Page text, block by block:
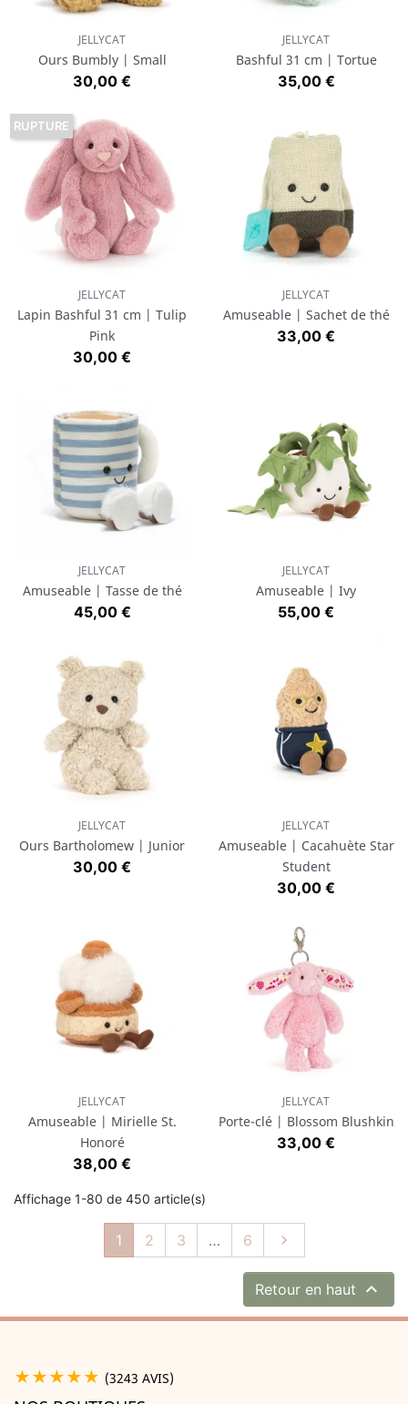
JELLYCAT
Ours Bumbly | Small
Prix
30,00 €
JELLYCAT
Bashful 31 cm | Tortue
Prix
35,00 €
JELLYCAT
Lapin Bashful 31 cm | Tulip
Pink
Prix
30,00 €
RUPTURE
JELLYCAT
Amuseable | Sachet de thé
Prix
33,00 €
JELLYCAT
Amuseable | Tasse de thé
Prix
45,00 €
JELLYCAT
Amuseable | Ivy
Prix
55,00 €
JELLYCAT
Ours Bartholomew | Junior
Prix
30,00 €
JELLYCAT
Amuseable | Cacahuète Star
Student
Prix
30,00 €
JELLYCAT
Amuseable | Mirielle St.
Honoré
Prix
38,00 €
JELLYCAT
Porte-clé | Blossom Blushkin
Prix
33,00 €
Affichage 1-80 de 450 article(s)
1 2 3 … 6 Suivant

Retour en haut 
★★★★★ (3243 AVIS)